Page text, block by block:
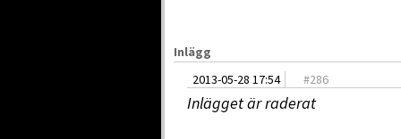
Inlägg
2013-05-28 17:54
#286
Inlägget är raderat